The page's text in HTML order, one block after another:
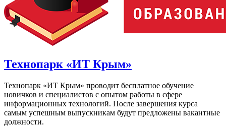
Технопарк «ИТ Крым»
Технопарк «ИТ Крым» проводит бесплатное обучение
новичков и специалистов с опытом работы в сфере
информационных технологий. После завершения курса
самым успешным выпускникам будут предложены вакантные
должности.